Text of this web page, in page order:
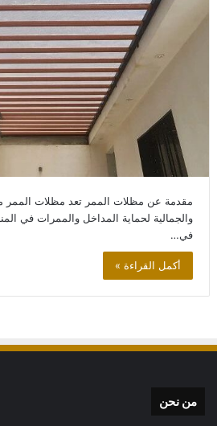
مقدمة عن مظلات الممر تعد مظلات الممر
والجمالية لحماية المداخل والممرات في
في…
أكمل القراءة »
من نحن